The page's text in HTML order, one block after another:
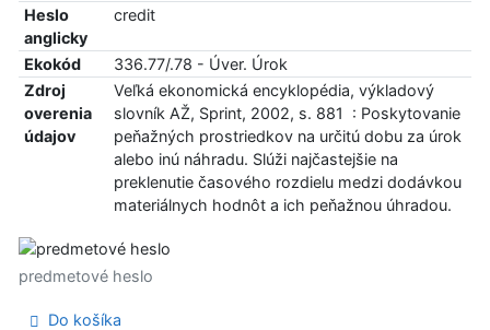
Heslo
anglicky
credit
Ekokód
336.77/.78 - Úver. Úrok
Zdroj
overenia
údajov
Veľká ekonomická encyklopédia, výkladový
slovník AŽ, Sprint, 2002, s. 881 : Poskytovanie
peňažných prostriedkov na určitú dobu za úrok
alebo inú náhradu. Slúži najčastejšie na
preklenutie časového rozdielu medzi dodávkou
materiálnych hodnôt a ich peňažnou úhradou.
predmetové heslo
Do košíka